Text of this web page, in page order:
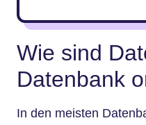
Wie sind
Datenbank
In den meisten